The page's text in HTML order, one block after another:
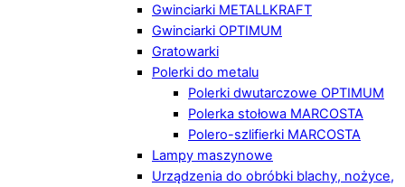
Gwinciarki METALLKRAFT
Gwinciarki OPTIMUM
Gratowarki
Polerki do metalu
Polerki dwutarczowe OPTIMUM
Polerka stołowa MARCOSTA
Polero-szlifierki MARCOSTA
Lampy maszynowe
Urządzenia do obróbki blachy, nożyce,